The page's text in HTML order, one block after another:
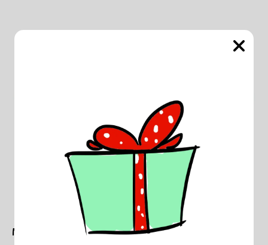
Mousepad Σκύλες της Λύσσας